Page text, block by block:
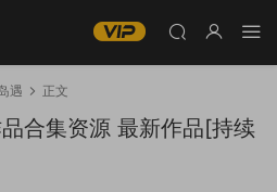
遇 正文
合集资源 最新作品[持续